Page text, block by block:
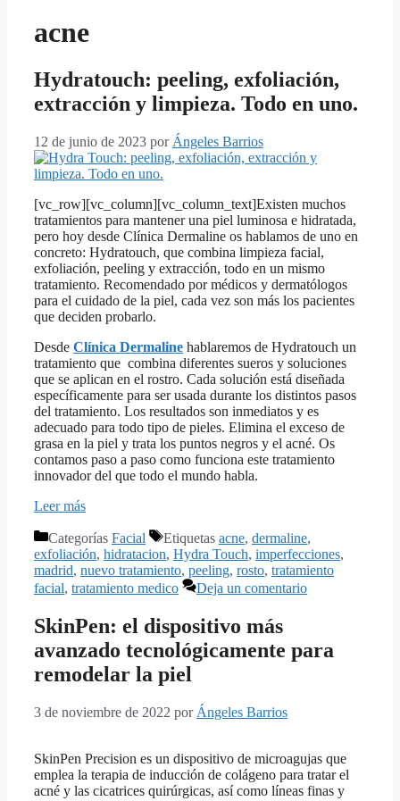
acne
Hydratouch: peeling, exfoliación,
extracción y limpieza. Todo en uno.
12 de junio de 2023 por Ángeles Barrios
[vc_row][vc_column][vc_column_text]Existen muchos
tratamientos para mantener una piel luminosa e hidratada,
pero hoy desde Clínica Dermaline os hablamos de uno en
concreto: Hydratouch, que combina limpieza facial,
exfoliación, peeling y extracción, todo en un mismo
tratamiento. Recomendado por médicos y dermatólogos
para el cuidado de la piel, cada vez son más los pacientes
que deciden probarlo.
Desde Clínica Dermaline hablaremos de Hydratouch un
tratamiento que combina diferentes sueros y soluciones
que se aplican en el rostro. Cada solución está diseñada
específicamente para ser usada durante los distintos pasos
del tratamiento. Los resultados son inmediatos y es
adecuado para todo tipo de pieles. Elimina el exceso de
grasa en la piel y trata los puntos negros y el acné. Os
contamos paso a paso como funciona este tratamiento
innovador del que todo el mundo habla.
Leer más
Categorías Facial Etiquetas acne, dermaline,
exfoliación, hidratacion, Hydra Touch, imperfecciones,
madrid, nuevo tratamiento, peeling, rosto, tratamiento
facial, tratamiento medico Deja un comentario
SkinPen: el dispositivo más
avanzado tecnológicamente para
remodelar la piel
3 de noviembre de 2022 por Ángeles Barrios
SkinPen Precision es un dispositivo de microagujas que
emplea la terapia de inducción de colágeno para tratar el
acné y las cicatrices quirúrgicas, así como líneas finas y